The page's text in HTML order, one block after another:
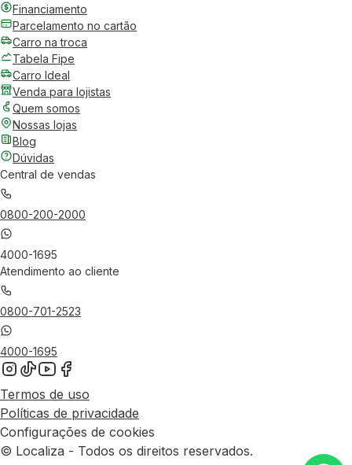
Financiamento
Parcelamento no cartão
Carro na troca
Tabela Fipe
Carro Ideal
Venda para lojistas
Quem somos
Nossas lojas
Blog
Dúvidas
Central de vendas
0800-200-2000
4000-1695
Atendimento ao cliente
0800-701-2523
4000-1695
Termos de uso
Políticas de privacidade
Configurações de cookies
© Localiza - Todos os direitos reservados.